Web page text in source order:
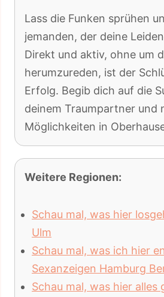
Lass die Funken sprühen
jemanden, der deine
Direkt und aktiv, ohne um
herumzureden, ist der
Erfolg. Begib dich auf die
deinem Traumpartner und
Möglichkeiten in
Weitere Regionen:
Schau mal, was hier
Ulm
Schau mal, was ich hier
Sexanzeigen Hamburg
Schau mal, was hier alles